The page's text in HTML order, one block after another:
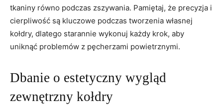
tkaniny równo ‌podczas ⁢zszywania. Pamiętaj, że precyzja‌ i
cierpliwość są kluczowe podczas ‍tworzenia własnej
kołdry, dlatego starannie wykonuj każdy krok, aby
uniknąć problemów z pęcherzami powietrznymi.
Dbanie​ o‍ estetyczny wygląd
zewnętrzny kołdry